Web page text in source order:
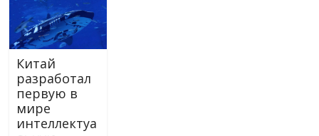
Китай
разработал
первую в
мире
интеллектуа